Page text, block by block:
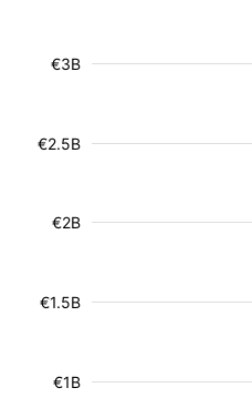
€1B
€1.5B
€2B
€2.5B
€3B